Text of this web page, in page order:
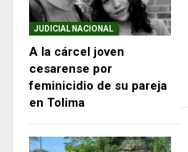
JUDICIAL NACIONAL
A la cárcel joven
cesarense por
feminicidio de su pareja
en Tolima